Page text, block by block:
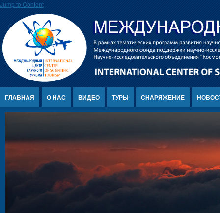
Jump to Content
ГЛАВНАЯ О НАС ВИДЕО ТУРЫ СНАРЯЖЕНИЕ